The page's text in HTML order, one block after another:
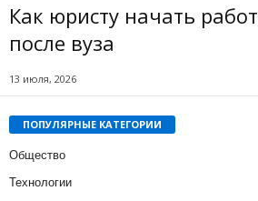
Как юристу начать
после вуза
13 июля, 2026
ПОПУЛЯРНЫЕ КАТЕГОРИИ
Общество
Технологии